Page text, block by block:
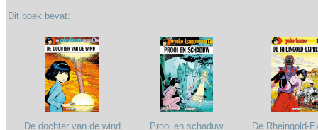
Dit boek bevat:
De dochter van de wind Prooi en schaduw
De Rheingold-